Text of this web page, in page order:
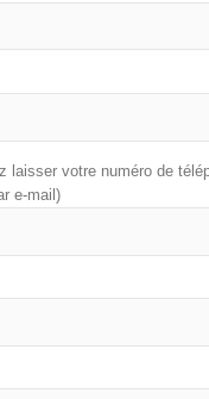
laisser votre numéro de
e-mail)